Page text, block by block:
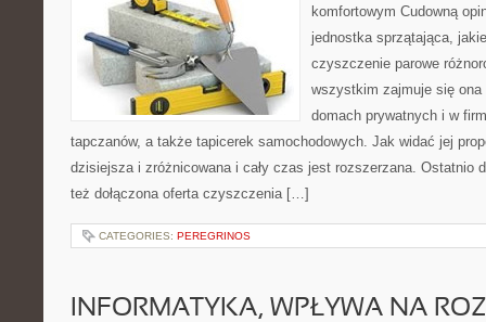
komfortowym Cudowną
jednostka sprzątająca,
czyszczenie parowe
wszystkim zajmuje się ona
domach prywatnych i w
tapczanów, a także tapicerek samochodowych. Jak widać jej
dzisiejsza i zróżnicowana i cały czas jest rozszerzana. Ostatnio
też dołączona oferta czyszczenia […]
CATEGORIES: PEREGRINOS
INFORMATYKA, WPŁYWA NA